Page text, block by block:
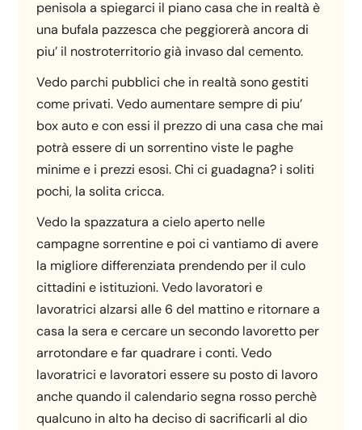
penisola a spiegarci il piano casa che in realtà è
una bufala pazzesca che peggiorerà ancora di
piu’ il nostroterritorio già invaso dal cemento.
Vedo parchi pubblici che in realtà sono gestiti
come privati. Vedo aumentare sempre di piu’
box auto e con essi il prezzo di una casa che mai
potrà essere di un sorrentino viste le paghe
minime e i prezzi esosi. Chi ci guadagna? i soliti
pochi, la solita cricca.
Vedo la spazzatura a cielo aperto nelle
campagne sorrentine e poi ci vantiamo di avere
la migliore differenziata prendendo per il culo
cittadini e istituzioni. Vedo lavoratori e
lavoratrici alzarsi alle 6 del mattino e ritornare a
casa la sera e cercare un secondo lavoretto per
arrotondare e far quadrare i conti. Vedo
lavoratrici e lavoratori essere su posto di lavoro
anche quando il calendario segna rosso perchè
qualcuno in alto ha deciso di sacrificarli al dio